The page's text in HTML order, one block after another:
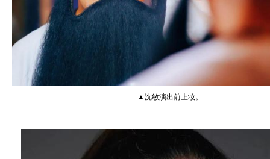
▲沈敏演出前上妆。